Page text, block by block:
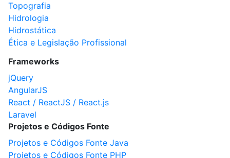
Topografia
Hidrologia
Hidrostática
Ética e Legislação Profissional
Frameworks
jQuery
AngularJS
React / ReactJS / React.js
Laravel
Projetos e Códigos Fonte
Projetos e Códigos Fonte Java
Projetos e Códigos Fonte PHP